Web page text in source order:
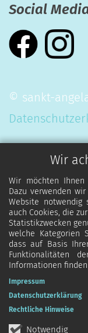
Wir
Wir möchten
Dazu verwenden
Website notwendig
auch Cookies, die
Statistikzwecken
welche Kategorien
dass auf Basis
Funktionalitäten
Informationen
Notwendig
Impressum
Datenschutzerklärung
Rechtliche Hinweise
Social
© sankt-